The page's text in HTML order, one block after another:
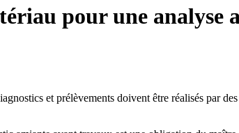
pour une analyse
et prélèvements doivent être réalisés par